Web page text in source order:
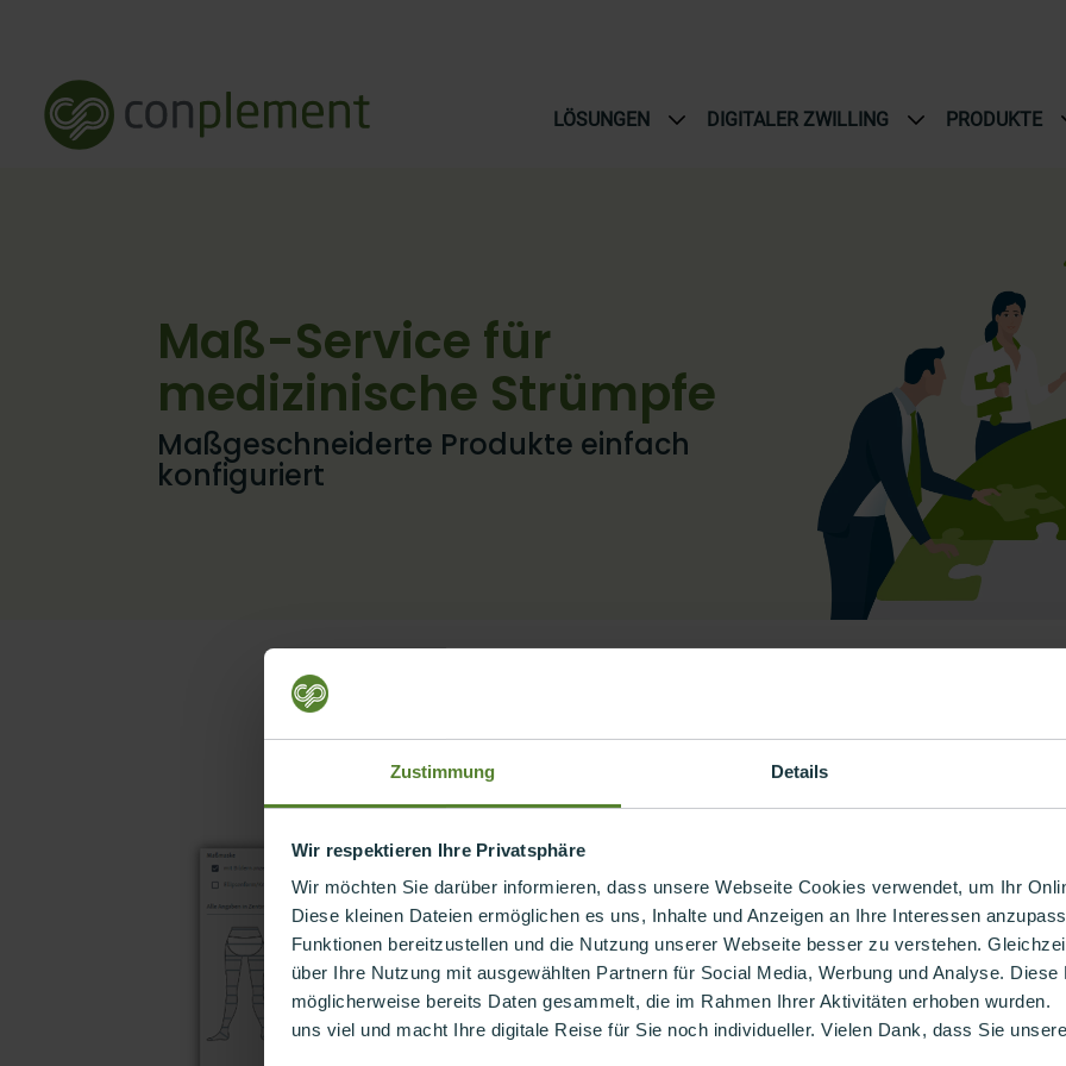
Zustimmung Details
Wir respektieren Ihre Privatsphäre
Wir möchten Sie darüber informieren, dass unsere Webseite Cookies verwendet, um Ihr
Diese kleinen Dateien ermöglichen es uns, Inhalte und Anzeigen an Ihre Interessen
Funktionen bereitzustellen und die Nutzung unserer Webseite besser zu verstehen.
über Ihre Nutzung mit ausgewählten Partnern für Social Media, Werbung und Analyse. Diese
möglicherweise bereits Daten gesammelt, die im Rahmen Ihrer Aktivitäten erhoben
uns viel und macht Ihre digitale Reise für Sie noch individueller. Vielen Dank, dass Sie
LÖSUNGEN DIGITALER ZWILLING PRODUKTE
Maß-Service für
medizinische Strümpfe​
Maßgeschneiderte Produkte einfach
konfiguriert​
Kunde
Medi GmbH & Co. KG​, führender Hersteller
Use Case:
Einarbeitung und Verwaltung sowie
Lösungsansatz:Einführung einer cloudbasierten
einfacher Konfiguration, um die
Business Case: